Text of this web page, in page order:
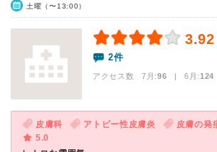
土曜（〜13:00）
3.92
2件
アクセス数 7月:96 | 6月:124
皮膚科 アトピー性皮膚炎
皮膚の発
5.0